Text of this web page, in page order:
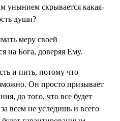
унынием скрывается какая-
души?
меру своей
на Бога, доверяя Ему.
и пить, потому что
Он просто призывает
до того, что все будет
всем не уследишь и всего